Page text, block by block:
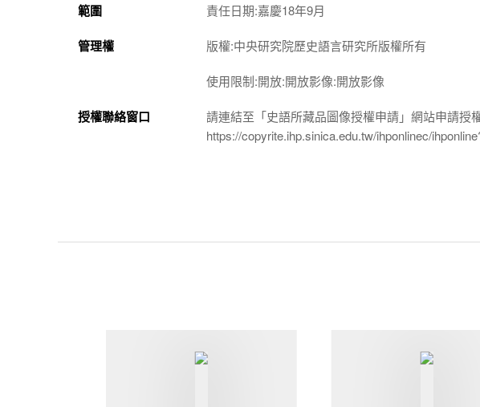
範圍 責任日期:嘉慶18年9月
管理權 版權:中央研究院歷史語言研究所版權所有
使用限制:開放:開放影像:開放影像
授權聯絡窗口
請連結至「史語所藏品圖像授權申請」網站申請授
https://copyrite.ihp.sinica.edu.tw/ihponlinec/